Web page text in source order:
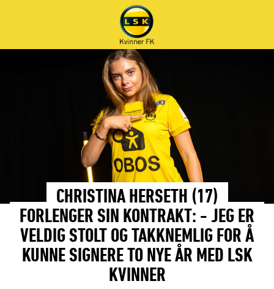
CHRISTINA HERSETH (17)
FORLENGER SIN KONTRAKT: - JEG ER
VELDIG STOLT OG TAKKNEMLIG FOR Å
KUNNE SIGNERE TO NYE ÅR MED LSK
KVINNER